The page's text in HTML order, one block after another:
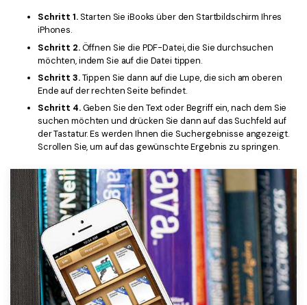
Schritt 1.Starten Sie iBooks über den Startbildschirm Ihres
iPhones.
Schritt 2.Öffnen Sie die PDF-Datei, die Sie durchsuchen
möchten, indem Sie auf die Datei tippen.
Schritt 3.Tippen Sie dann auf die Lupe, die sich am oberen
Ende auf der rechten Seite befindet.
Schritt 4.Geben Sie den Text oder Begriff ein, nach dem Sie
suchen möchten und drücken Sie dann auf das Suchfeld auf
der Tastatur. Es werden Ihnen die Suchergebnisse angezeigt.
Scrollen Sie, um auf das gewünschte Ergebnis zu springen.